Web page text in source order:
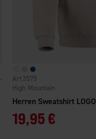
4.7 von 5 Sternen
Herren Sweatshirt LOGO
High Mountain
3575
19,95 €